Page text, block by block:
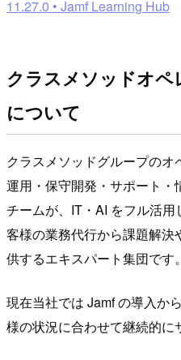
11.27.0 • Jamf Learning Hub
クラスメソッドオ
について
クラスメソッドグループのオ
運用・保守開発・サポート
チームが、IT・AI をフル活
客様の業務代行から課題解
供するエキスパート集団です。
現在当社では Jamf の導入か
様の状況に合わせて継続的に